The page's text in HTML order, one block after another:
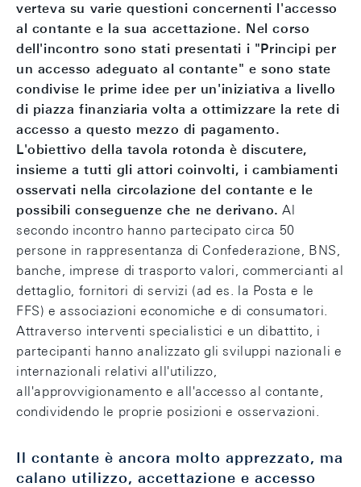
verteva su varie questioni concernenti l'accesso
al contante e la sua accettazione. Nel corso
dell'incontro sono stati presentati i "Principi per
un accesso adeguato al contante" e sono state
condivise le prime idee per un'iniziativa a livello
di piazza finanziaria volta a ottimizzare la rete di
accesso a questo mezzo di pagamento.
L'obiettivo della tavola rotonda è discutere,
insieme a tutti gli attori coinvolti, i cambiamenti
osservati nella circolazione del contante e le
possibili conseguenze che ne derivano. Al
secondo incontro hanno partecipato circa 50
persone in rappresentanza di Confederazione, BNS,
banche, imprese di trasporto valori, commercianti al
dettaglio, fornitori di servizi (ad es. la Posta e le
FFS) e associazioni economiche e di consumatori.
Attraverso interventi specialistici e un dibattito, i
partecipanti hanno analizzato gli sviluppi nazionali e
internazionali relativi all'utilizzo,
all'approvvigionamento e all'accesso al contante,
condividendo le proprie posizioni e osservazioni.
Il contante è ancora molto apprezzato, ma
calano utilizzo, accettazione e accesso